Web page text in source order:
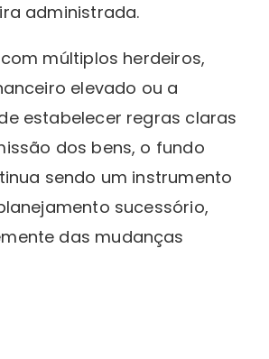
administrada.
múltiplos herdeiros,
elevado ou a
estabelecer regras claras
dos bens, o fundo
sendo um instrumento
sucessório,
das mudanças